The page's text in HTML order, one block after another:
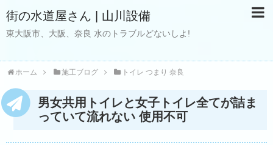
街の水道屋さん | 山川設備
東大阪市、大阪、奈良 水のトラブルどないしよ!
ホーム 施工ブログ トイレ つまり 奈良
男女共用トイレと女子トイレ全てが詰ま
っていて流れない 使用不可